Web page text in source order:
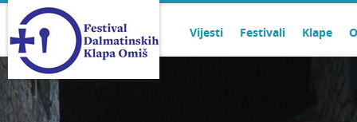
Vijesti Festivali Klape